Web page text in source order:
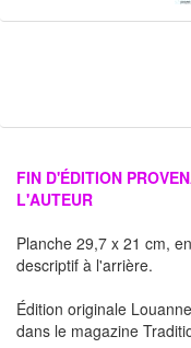
FIN D'ÉDITION
L'AUTEUR
Planche 29,7 x 21 cm,
descriptif à l'arrière.
Édition originale
dans le magazine